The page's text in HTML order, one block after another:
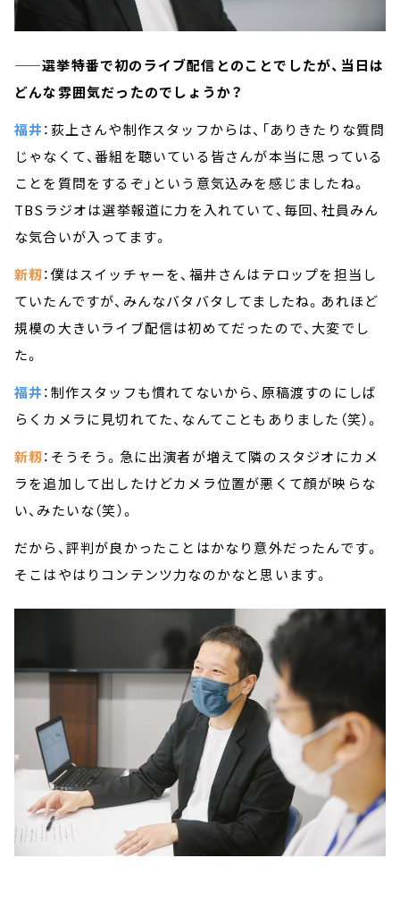
——選挙特番で初のライブ配信とのことでしたが、当日は
どんな雰囲気だったのでしょうか？
福井：荻上さんや制作スタッフからは、「ありきたりな質問
じゃなくて、番組を聴いている皆さんが本当に思っている
ことを質問をするぞ」という意気込みを感じましたね。
TBSラジオは選挙報道に力を入れていて、毎回、社員みん
な気合いが入ってます。
新籾：僕はスイッチャーを、福井さんはテロップを担当し
ていたんですが、みんなバタバタしてましたね。あれほど
規模の大きいライブ配信は初めてだったので、大変でし
た。
福井：制作スタッフも慣れてないから、原稿渡すのにしば
らくカメラに見切れてた、なんてこともありました（笑）。
新籾：そうそう。急に出演者が増えて隣のスタジオにカメ
ラを追加して出したけどカメラ位置が悪くて顔が映らな
い、みたいな（笑）。
だから、評判が良かったことはかなり意外だったんです。
そこはやはりコンテンツ力なのかなと思います。